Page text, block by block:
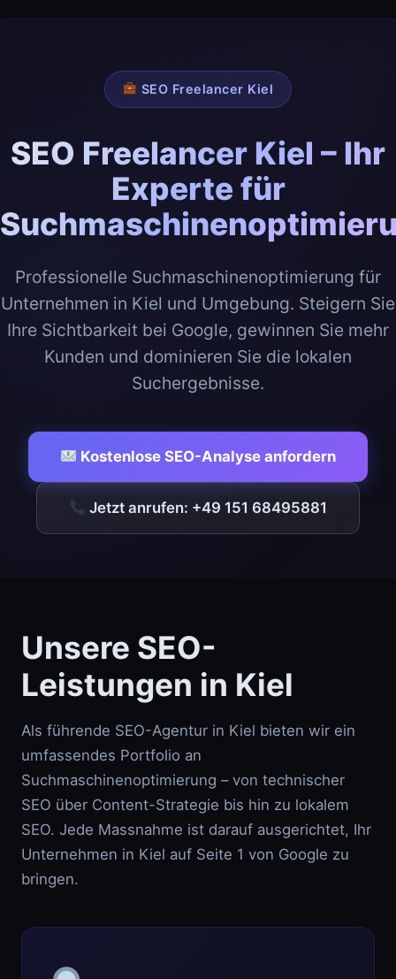
SEO Freelancer Kiel
SEO Freelancer Kiel – Ihr
Experte für
Professionelle Suchmaschinenoptimierung für
Unternehmen in Kiel und Umgebung. Steigern Sie
Ihre Sichtbarkeit bei Google, gewinnen Sie mehr
Kunden und dominieren Sie die lokalen
Suchergebnisse.
Kostenlose SEO-Analyse anfordern
Jetzt anrufen: +49 151 68495881
Unsere SEO-
Leistungen in Kiel
Als führende SEO-Agentur in Kiel bieten wir ein
umfassendes Portfolio an
Suchmaschinenoptimierung – von technischer
SEO über Content-Strategie bis hin zu lokalem
SEO. Jede Massnahme ist darauf ausgerichtet, Ihr
Unternehmen in Kiel auf Seite 1 von Google zu
bringen.